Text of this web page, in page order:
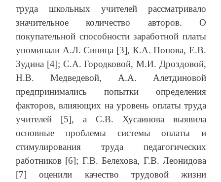
труда школьных учителей рассматривало
значительное количество авторов. О
покупательной способности заработной платы
упоминали А.Л. Синица [3], К.А. Попова, Е.В.
Зудина [4]; С.А. Городковой, М.И. Дроздовой,
Н.В. Медведевой, А.А. Алетдиновой
предпринимались попытки определения
факторов, влияющих на уровень оплаты труда
учителей [5], а С.В. Хусаинова выявила
основные проблемы системы оплаты и
стимулирования труда педагогических
работников [6]; Г.В. Белехова, Г.В. Леонидова
[7] оценили качество трудовой жизни